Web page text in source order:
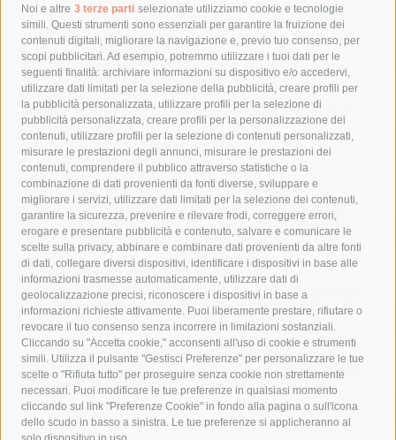
Noi e altre 3 terze parti selezionate utilizziamo cookie e tecnologie
simili. Questi strumenti sono essenziali per garantire la fruizione dei
contenuti digitali, migliorare la navigazione e, previo tuo consenso, per
scopi pubblicitari. Ad esempio, potremmo utilizzare i tuoi dati per le
seguenti finalità: archiviare informazioni su dispositivo e/o accedervi,
utilizzare dati limitati per la selezione della pubblicità, creare profili per
la pubblicità personalizzata, utilizzare profili per la selezione di
pubblicità personalizzata, creare profili per la personalizzazione dei
contenuti, utilizzare profili per la selezione di contenuti personalizzati,
misurare le prestazioni degli annunci, misurare le prestazioni dei
contenuti, comprendere il pubblico attraverso statistiche o la
combinazione di dati provenienti da fonti diverse, sviluppare e
migliorare i servizi, utilizzare dati limitati per la selezione dei contenuti,
garantire la sicurezza, prevenire e rilevare frodi, correggere errori,
erogare e presentare pubblicità e contenuto, salvare e comunicare le
scelte sulla privacy, abbinare e combinare dati provenienti da altre fonti
di dati, collegare diversi dispositivi, identificare i dispositivi in base alle
informazioni trasmesse automaticamente, utilizzare dati di
geolocalizzazione precisi, riconoscere i dispositivi in base a
informazioni richieste attivamente. Puoi liberamente prestare, rifiutare o
revocare il tuo consenso senza incorrere in limitazioni sostanziali.
Cliccando su "Accetta cookie," acconsenti all'uso di cookie e strumenti
simili. Utilizza il pulsante "Gestisci Preferenze" per personalizzare le tue
scelte o "Rifiuta tutto" per proseguire senza cookie non strettamente
necessari. Puoi modificare le tue preferenze in qualsiasi momento
cliccando sul link "Preferenze Cookie" in fondo alla pagina o sull'icona
dello scudo in basso a sinistra. Le tue preferenze si applicheranno al
Tag
acqua allerta meteo
anas
area marina protetta di punta campanella
arresto
Asl Napoli 3 sud
capitaneria di porto capri
carabinieri
castellammare di stabia
circumvesuviana
comune di sorrento
concerto
contagi
costiera amalfitana
covid-19 eav
elezioni
fondazione sorrento
gori guardia costiera
incidente
lavori
lorenzo balducelli mare
massa lubrense
massimo coppola
Meta napoli
ordinanza
penisola sorrentina
piano di sorrento
polizia municipale
protezione civile
Regione Campania
sant'agnello
sindaco cuomo
sorrento studenti temporali
treni
turismo
Vico Equense villa fiorentino vincenzo de luca